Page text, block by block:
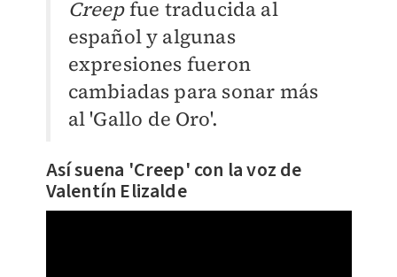
Creepfue traducida al
español y algunas
expresiones fueron
cambiadas para sonar más
al 'Gallo de Oro'.
Así suena 'Creep' con la voz de
Valentín Elizalde